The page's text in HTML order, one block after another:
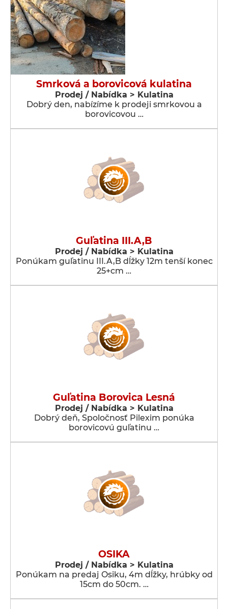
Smrková a borovicová kulatina
Prodej / Nabídka > Kulatina
Dobrý den, nabízíme k prodeji smrkovou a
borovicovou …
Guľatina III.A,B
Prodej / Nabídka > Kulatina
Ponúkam guľatinu III.A,B dĺžky 12m tenší konec
25+cm …
Guľatina Borovica Lesná
Prodej / Nabídka > Kulatina
Dobrý deň, Spoločnosť Pilexim ponúka
borovicovú guľatinu …
OSIKA
Prodej / Nabídka > Kulatina
Ponúkam na predaj Osiku, 4m dĺžky, hrúbky od
15cm do 50cm. …